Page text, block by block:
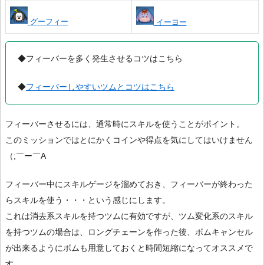
グーフィー イーヨー
◆フィーバーを多く発生させるコツはこちら
◆フィーバーしやすいツムとコツはこちら
フィーバーさせるには、通常時にスキルを使うことがポイント。
このミッションではとにかくコインや得点を気にしてはいけません
（;￣ー￣A
フィーバー中にスキルゲージを溜めておき、フィーバーが終わった
らスキルを使う・・・という感じにします。
これは消去系スキルを持つツムに有効ですが、ツム変化系のスキル
を持つツムの場合は、ロングチェーンを作った後、ボムキャンセル
が出来るようにボムも用意しておくと時間短縮になってオススメで